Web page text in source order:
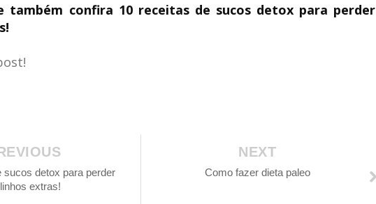
também confira 10 receitas de sucos detox para perder
NEXT
Como fazer dieta paleo
sucos detox para perder
extras!